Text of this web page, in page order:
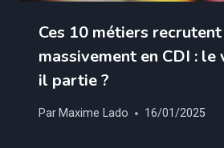
Ces 10 métiers recrutent
massivement en CDI :
il partie ?
Par Maxime Lado 16/01/2025